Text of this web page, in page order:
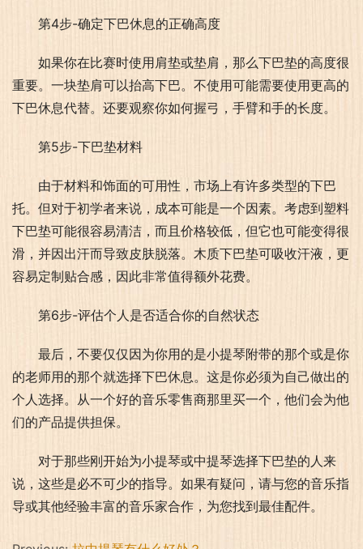
第4步-确定下巴休息的正确高度
如果你在比赛时使用肩垫或垫肩，那么下巴垫的高度很
重要。一块垫肩可以抬高下巴。不使用可能需要使用更高的
下巴休息代替。还要观察你如何握弓，手臂和手的长度。
第5步-下巴垫材料
由于材料和饰面的可用性，市场上有许多类型的下巴
托。但对于初学者来说，成本可能是一个因素。考虑到塑料
下巴垫可能很容易清洁，而且价格较低，但它也可能变得很
滑，并因出汗而导致皮肤脱落。木质下巴垫可吸收汗液，更
容易定制贴合感，因此非常值得额外花费。
第6步-评估个人是否适合你的自然状态
最后，不要仅仅因为你用的是小提琴附带的那个或是你
的老师用的那个就选择下巴休息。这是你必须为自己做出的
个人选择。从一个好的音乐零售商那里买一个，他们会为他
们的产品提供担保。
对于那些刚开始为小提琴或中提琴选择下巴垫的人来
说，这些是必不可少的指导。如果有疑问，请与您的音乐指
导或其他经验丰富的音乐家合作，为您找到最佳配件。